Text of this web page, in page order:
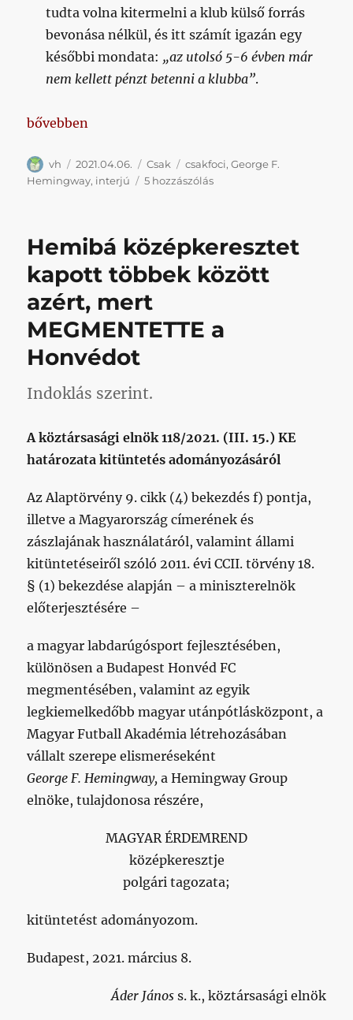
tudta volna kitermelni a klub külső forrás
bevonása nélkül, és itt számít igazán egy
későbbi mondata: „az utolsó 5-6 évben már
nem kellett pénzt betenni a klubba”.
„Hosszabb interjú jelent meg a csakfocin az
bővebben
Szerző
vh Közzétéve
2021.04.06. Kategória
Csak Címke
csakfoci,George F.
Hemingway, interjú 5 hozzászólásHosszabb
a
csakfocin
az
jel)
Hemibá középkeresztet
kapott többek között
azért, mert
MEGMENTETTE a
Honvédot
Indoklás szerint.
A köztársasági elnök 118/2021. (III. 15.) KE
határozata kitüntetés adományozásáról
Az Alaptörvény 9. cikk (4) bekezdés f) pontja,
illetve a Magyarország címerének és
zászlajának használatáról, valamint állami
kitüntetéseiről szóló 2011. évi CCII. törvény 18.
§ (1) bekezdése alapján – a miniszterelnök
előterjesztésére –
a magyar labdarúgósport fejlesztésében,
különösen a Budapest Honvéd FC
megmentésében, valamint az egyik
legkiemelkedőbb magyar utánpótlásközpont, a
Magyar Futball Akadémia létrehozásában
vállalt szerepe elismeréseként
George F. Hemingway,a Hemingway Group
elnöke, tulajdonosa részére,
MAGYAR ÉRDEMREND
középkeresztje
polgári tagozata;
kitüntetést adományozom.
Budapest, 2021. március 8.
Áder János s. k., köztársasági elnök